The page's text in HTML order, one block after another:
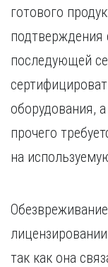
готового
подтверждения
последующей
оборудования,
прочего
на
так как она